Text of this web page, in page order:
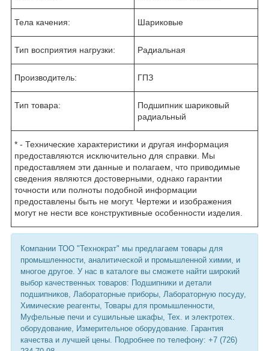
Тела качения: Шариковые
Тип восприятия нагрузки: Радиальная
Производитель: ГПЗ
Тип товара:
Подшипник шариковый
радиальный
* - Технические характеристики и другая информация
предоставляются исключительно для справки. Мы
предоставляем эти данные и полагаем, что приводимые
сведения являются достоверными, однако гарантии
точности или полноты подобной информации
предоставлены быть не могут. Чертежи и изображения
могут не нести все конструктивные особенности изделия.
Компании ТОО "Технократ" мы предлагаем товары для
промышленности, аналитической и промышленной химии, и
многое другое. У нас в каталоге вы сможете найти широкий
выбор качественных товаров: Подшипники и детали
подшипников, Лабораторные приборы, Лабораторную посуду,
Химические реагенты, Товары для промышленности,
Муфельные печи и сушильные шкафы, Тех. и электротех.
оборудование, Измерительное оборудование. Гарантия
качества и лучшей цены. Подробнее по телефону: +7 (726)